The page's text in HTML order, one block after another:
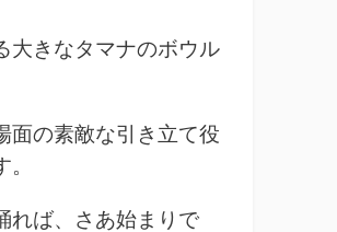
大きなタマナのボウル
面の素敵な引き立て役
れば、さあ始まりで